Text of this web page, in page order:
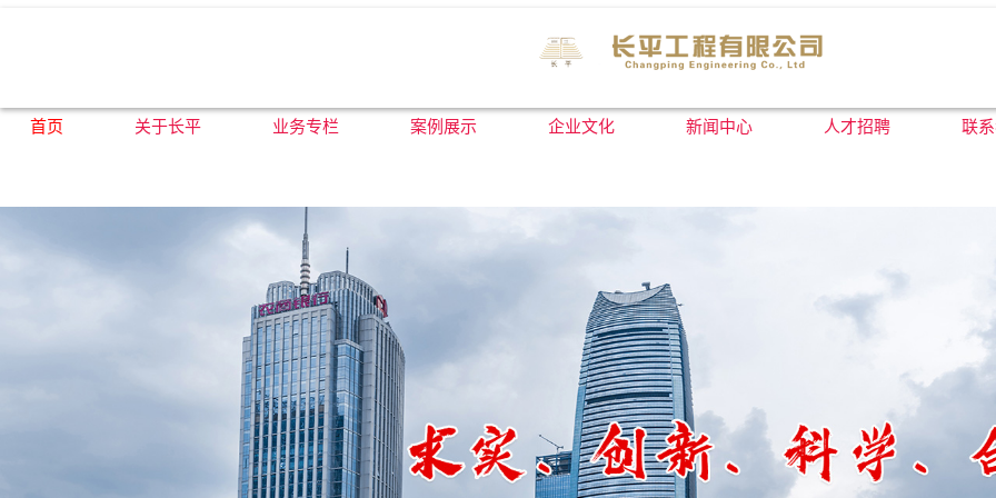
首页 关于长平 业务专栏 案例展示 企业文化 新闻中心 人才招聘 联